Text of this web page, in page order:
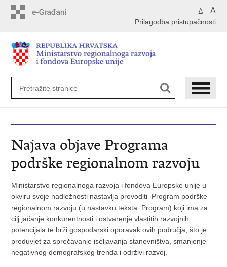
A A
Prilagodba pristupačnosti
Najava objave Programa
podrške regionalnom razvoju
Ministarstvo regionalnoga razvoja i fondova Europske unije u
okviru svoje nadležnosti nastavlja provoditi Program podrške
regionalnom razvoju (u nastavku teksta: Program) koji ima za
cilj jačanje konkurentnosti i ostvarenje vlastitih razvojnih
potencijala te brži gospodarski oporavak ovih područja, što je
preduvjet za sprečavanje iseljavanja stanovništva, smanjenje
negativnog demografskog trenda i održivi razvoj.